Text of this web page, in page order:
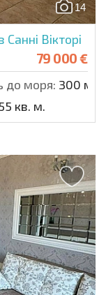
14
Вікторі
79 000 €
до моря: 300 м.
кв. м.